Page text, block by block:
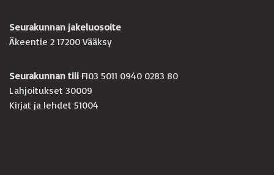
Seurakunnan jakeluosoite
Äkeentie 2 17200 Vääksy
Seurakunnan tili FI03 5011 0940 0283 80
Lahjoitukset 30009
Kirjat ja lehdet 51004